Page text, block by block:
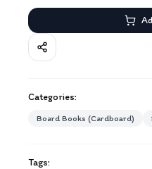
Categories:
Board Books (Cardboard)
Tags: